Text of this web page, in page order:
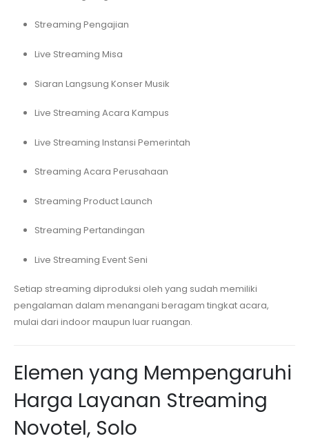
Streaming Pengajian
Live Streaming Misa
Siaran Langsung Konser Musik
Live Streaming Acara Kampus
Live Streaming Instansi Pemerintah
Streaming Acara Perusahaan
Streaming Product Launch
Streaming Pertandingan
Live Streaming Event Seni
Setiap streaming diproduksi oleh yang sudah memiliki
pengalaman dalam menangani beragam tingkat acara,
mulai dari indoor maupun luar ruangan.
Elemen yang Mempengaruhi
Harga Layanan Streaming
Novotel, Solo